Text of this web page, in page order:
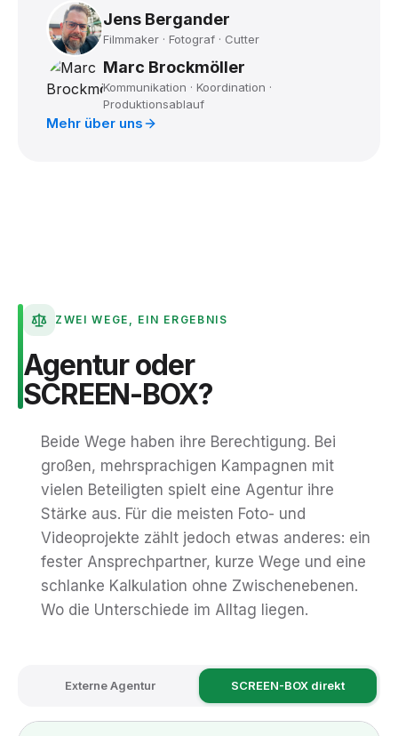
Jens Bergander
Filmmaker · Fotograf · Cutter
Marc Brockmöller
Kommunikation · Koordination ·
Produktionsablauf
Mehr über uns
ZWEI WEGE, EIN ERGEBNIS
Agentur oder
SCREEN-BOX?
Beide Wege haben ihre Berechtigung. Bei
großen, mehrsprachigen Kampagnen mit
vielen Beteiligten spielt eine Agentur ihre
Stärke aus. Für die meisten Foto- und
Videoprojekte zählt jedoch etwas anderes: ein
fester Ansprechpartner, kurze Wege und eine
schlanke Kalkulation ohne Zwischenebenen.
Wo die Unterschiede im Alltag liegen.
Externe Agentur SCREEN-BOX direkt